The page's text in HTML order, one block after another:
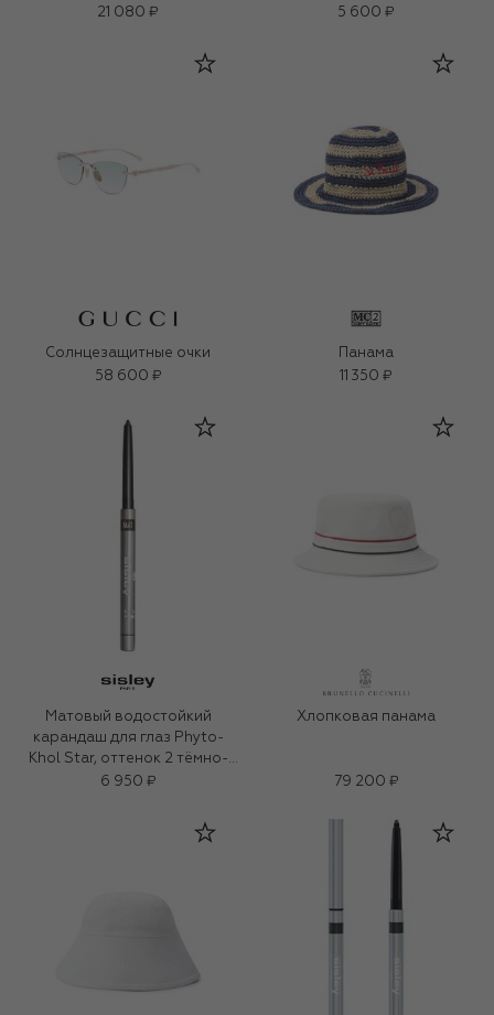
21 080 ₽ 5 600 ₽
Солнцезащитные очки
58 600 ₽
Панама
11 350 ₽
Матовый водостойкий
карандаш для глаз Phyto-
Khol Star, оттенок 2 тёмно-
коричневый (0.3g)
6 950 ₽
Хлопковая панама
79 200 ₽